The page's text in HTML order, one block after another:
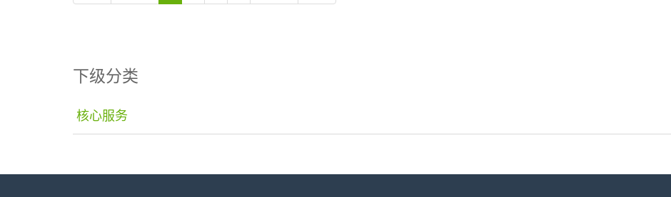
下级分类
核心服务